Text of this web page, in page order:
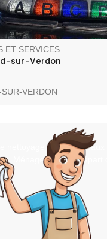
ET SERVICES
sur-Verdon
SUR-VERDON
nettoyage pour les locaux
Ménage, arrivée-départ